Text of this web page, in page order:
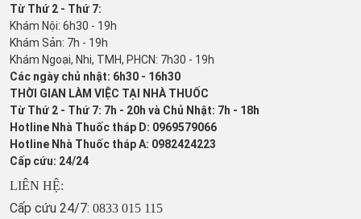
Từ Thứ 2 - Thứ 7:
Khám Nội: 6h30 - 19h
Khám Sản: 7h - 19h
Khám Ngoại, Nhi, TMH, PHCN: 7h30 - 19h
Các ngày chủ nhật: 6h30 - 16h30
THỜI GIAN LÀM VIỆC TẠI NHÀ THUỐC
Từ Thứ 2 - Thứ 7: 7h - 20h và Chủ Nhật: 7h - 18h
Hotline Nhà Thuốc tháp D: 0969579066
Hotline Nhà Thuốc tháp A: 0982424223
Cấp cứu: 24/24
LIÊN HỆ:
Cấp cứu 24/7: 0833 015 115